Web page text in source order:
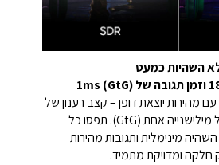
השהיות כמעט
מהירות יוצאת דופן – קצב רענון של
180Hz וזמן תגובה של מילישנייה אחת (GtG). תפסו כל
מינימלית ותגובות מהירות
חלקה ומדויקת מתמיד.